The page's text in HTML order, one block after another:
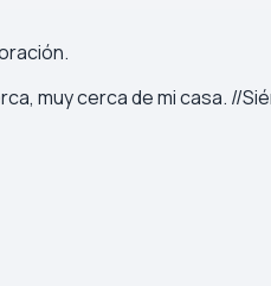
muy cerca de mi casa. //